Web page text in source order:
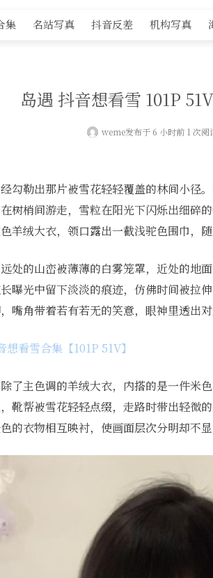
集 名站写真 抖音反差 机构写真
岛遇 抖音想看雪 101P
weme发布于 6 小时前 1 次阅
勾勒出那片被雪花轻轻覆盖的林间小径
梢间游走，雪粒在阳光下闪烁出细碎
羊绒大衣，领口露出一截浅驼色围巾，
处的山峦被薄薄的白雾笼罩，近处的地
曝光中留下淡淡的痕迹，仿佛时间被拉
嘴角带着若有若无的笑意，眼神里透出对
想看雪合集【101P 51V】
了主色调的羊绒大衣，内搭的是一件米
靴帮被雪花轻轻点缀，走路时带出轻微
的衣物相互映衬，使画面层次分明却不显